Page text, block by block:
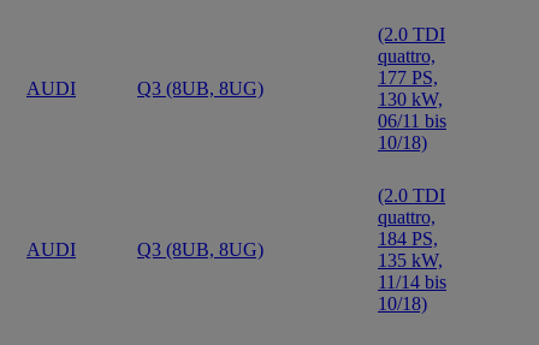
AUDI Q3 (8UB, 8UG)
(2.0 TDI
quattro,
177 PS,
130 kW,
06/11 bis
10/18)
AUDI Q3 (8UB, 8UG)
(2.0 TDI
quattro,
184 PS,
135 kW,
11/14 bis
10/18)